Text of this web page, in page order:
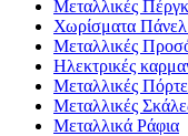
Μεταλλικές
Χωρίσματα
Μεταλλικές
Ηλεκτρικές
Μεταλλικές
Μεταλλικές
Μεταλλικά Ράφια